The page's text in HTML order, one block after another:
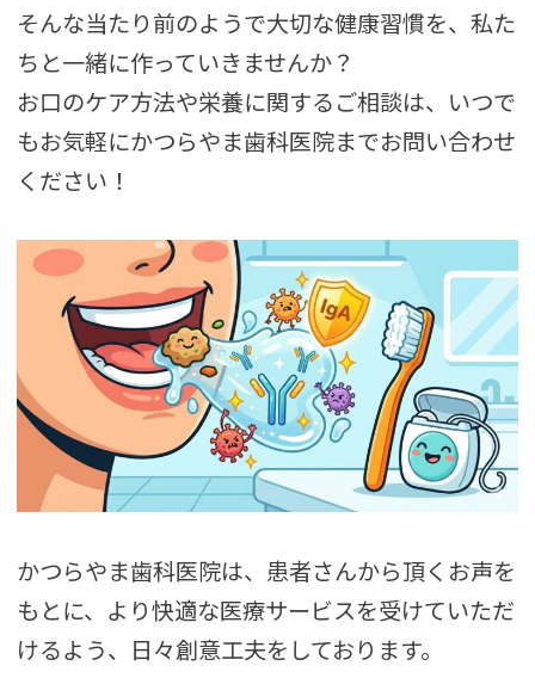
そんな当たり前のようで大切な健康習慣を、私た
ちと一緒に作っていきませんか？
お口のケア方法や栄養に関するご相談は、いつで
もお気軽にかつらやま歯科医院までお問い合わせ
ください！
かつらやま歯科医院は、患者さんから頂くお声を
もとに、より快適な医療サービスを受けていただ
けるよう、日々創意工夫をしております。